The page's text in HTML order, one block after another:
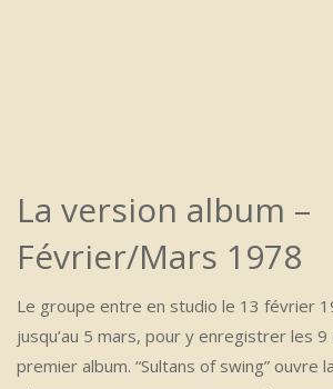
La version album –
Février/Mars 1978
Le groupe entre en studio le 13 février
jusqu’au 5 mars, pour y enregistrer les
premier album. “Sultans of swing” ouvre